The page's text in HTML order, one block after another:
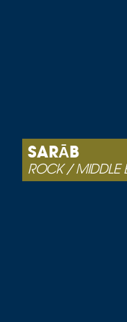
SARĀB
ROCK / MIDDLE